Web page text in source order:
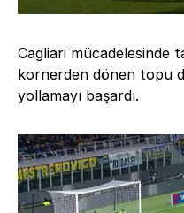
Cagliari mücadelesinde
kornerden dönen topu
yollamayı başardı.